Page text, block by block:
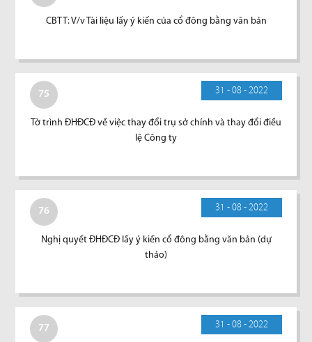
CBTT: V/v Tài liệu lấy ý kiến của cổ đông bằng văn bản
75 31 - 08 - 2022
Tờ trình ĐHĐCĐ về việc thay đổi trụ sở chính và thay đổi điều
lệ Công ty
76 31 - 08 - 2022
Nghị quyết ĐHĐCĐ lấy ý kiến cổ đông bằng văn bản (dự
thảo)
77 31 - 08 - 2022